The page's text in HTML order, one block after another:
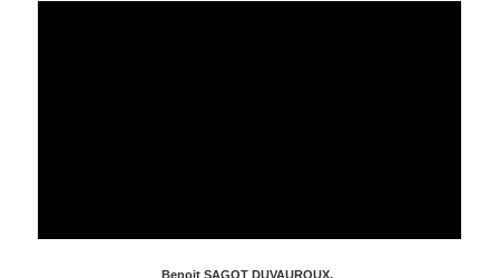
Benoit SAGOT DUVAUROUX,